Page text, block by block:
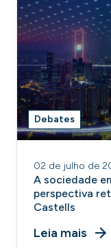
Debates
02 de julho de
A sociedade
perspectiva
Castells
Leia mais